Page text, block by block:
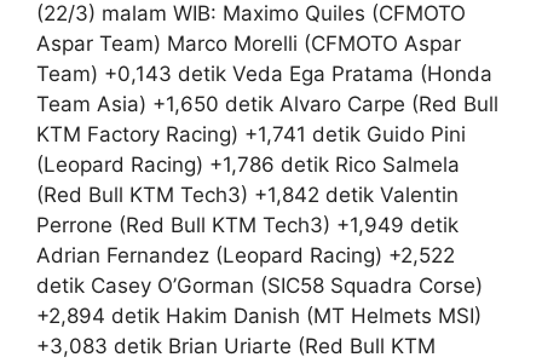
(22/3) malam WIB: Maximo Quiles (CFMOTO
Aspar Team) Marco Morelli (CFMOTO Aspar
Team) +0,143 detik Veda Ega Pratama (Honda
Team Asia) +1,650 detik Alvaro Carpe (Red Bull
KTM Factory Racing) +1,741 detik Guido Pini
(Leopard Racing) +1,786 detik Rico Salmela
(Red Bull KTM Tech3) +1,842 detik Valentin
Perrone (Red Bull KTM Tech3) +1,949 detik
Adrian Fernandez (Leopard Racing) +2,522
detik Casey O’Gorman (SIC58 Squadra Corse)
+2,894 detik Hakim Danish (MT Helmets MSI)
+3,083 detik Brian Uriarte (Red Bull KTM